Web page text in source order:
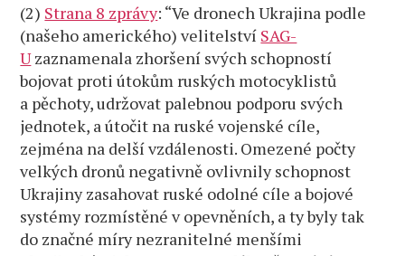
(2) Strana 8 zprávy: “Ve dronech Ukrajina podle
(našeho amerického) velitelství SAG-
Uzaznamenala zhoršení svých schopností
bojovat proti útokům ruských motocyklistů
a pěchoty, udržovat palebnou podporu svých
jednotek, a útočit na ruské vojenské cíle,
zejména na delší vzdálenosti. Omezené počty
velkých dronů negativně ovlivnily schopnost
Ukrajiny zasahovat ruské odolné cíle a bojové
systémy rozmístěné v opevněních, a ty byly tak
do značné míry nezranitelné menšími